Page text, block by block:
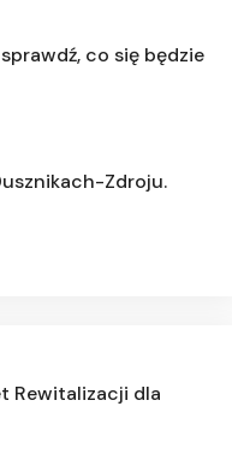
co się będzie
Zdroju.
Rewitalizacji dla